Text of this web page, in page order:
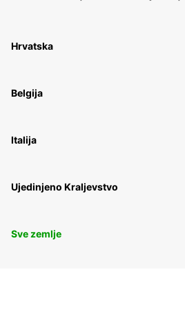
Hrvatska
Belgija
Italija
Ujedinjeno Kraljevstvo
Sve zemlje